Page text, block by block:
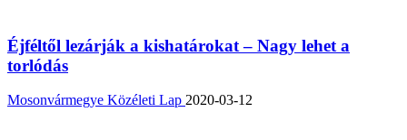
Éjféltől lezárják a kishatárokat – Nagy lehet a
torlódás
Mosonvármegye Közéleti Lap 2020-03-12